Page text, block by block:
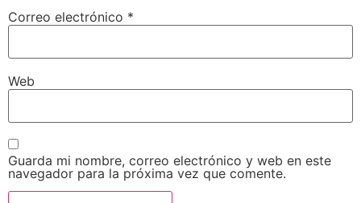
Correo electrónico *
Web
Guarda mi nombre, correo electrónico y web en este
navegador para la próxima vez que comente.